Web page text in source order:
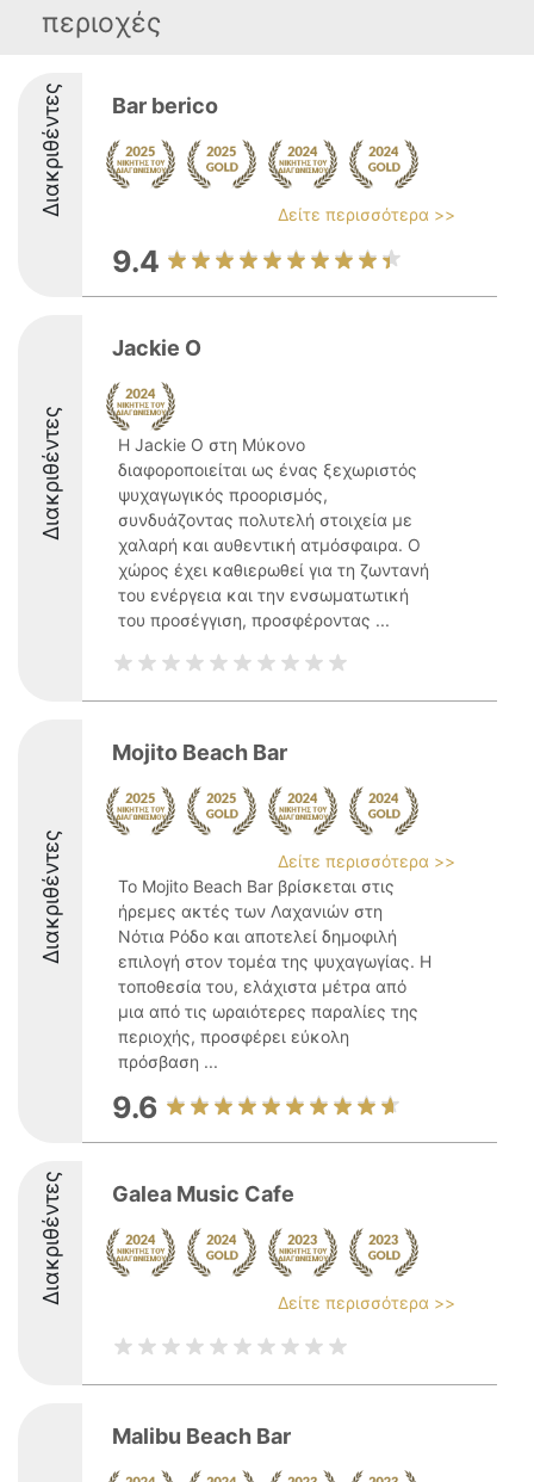
περιοχές
Διακριθέντες Bar berico
Δείτε περισσότερα >>
9.4
Διακριθέντες
Jackie O
Η Jackie O στη Μύκονο
διαφοροποιείται ως ένας ξεχωριστός
ψυχαγωγικός προορισμός,
συνδυάζοντας πολυτελή στοιχεία με
χαλαρή και αυθεντική ατμόσφαιρα. Ο
χώρος έχει καθιερωθεί για τη ζωντανή
του ενέργεια και την ενσωματωτική
του προσέγγιση, προσφέροντας ...
Διακριθέντες
Mojito Beach Bar
Δείτε περισσότερα >>
Το Mojito Beach Bar βρίσκεται στις
ήρεμες ακτές των Λαχανιών στη
Νότια Ρόδο και αποτελεί δημοφιλή
επιλογή στον τομέα της ψυχαγωγίας. Η
τοποθεσία του, ελάχιστα μέτρα από
μια από τις ωραιότερες παραλίες της
περιοχής, προσφέρει εύκολη
πρόσβαση ...
9.6
Διακριθέντες Galea Music Cafe
Δείτε περισσότερα >>
Malibu Beach Bar